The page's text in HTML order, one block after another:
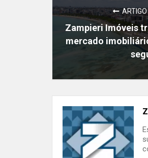
ARTIGO
Zampieri Imóveis
mercado